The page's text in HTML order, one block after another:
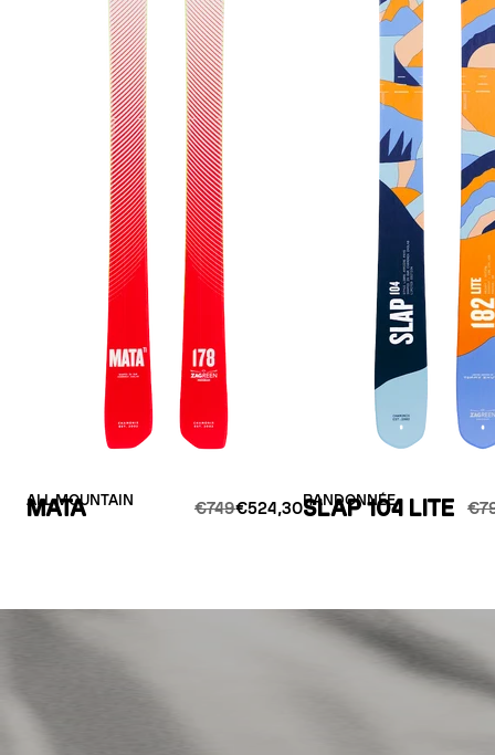
ALL MOUNTAIN
MATA €749€524,30RANDONNÉE
SLAP 104 LITE